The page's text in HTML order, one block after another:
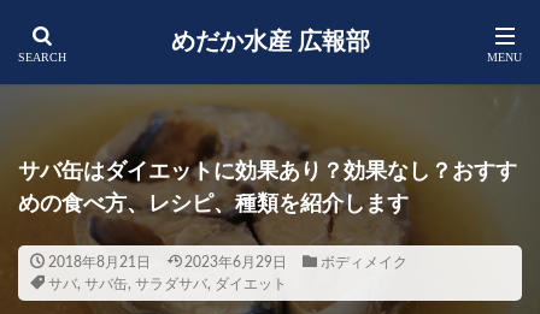
めだか水産 広報部
サバ缶はダイエットに効果あり？効果なし？おすす
めの食べ方、レシピ、種類を紹介します
2018年8月21日 2023年6月29日
ボディメイク
サバ, サバ缶, サラダサバ, ダイエット